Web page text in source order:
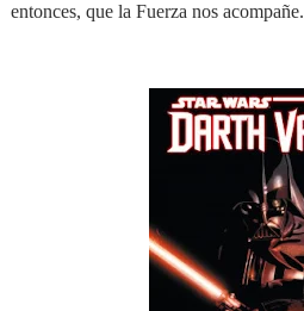
entonces, que la Fuerza nos acompañe.